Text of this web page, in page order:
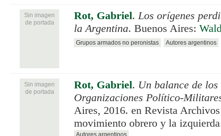
Sin imagen
de portada
Rot, Gabriel. Los orígenes
la Argentina. Buenos Aires:
Grupos armados no peronistas Autores argentinos
Sin imagen
de portada
Rot, Gabriel. Un balance de
Organizaciones Político-
Aires, 2016. en Revista
movimiento obrero y la
Autores argentinos